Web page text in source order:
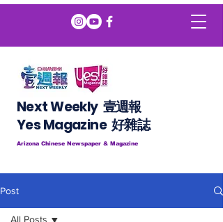
Next Weekly 壹週報
​​Yes Magazine 好雜誌
Arizona Chinese Newspaper & Magazine
Post
All Posts